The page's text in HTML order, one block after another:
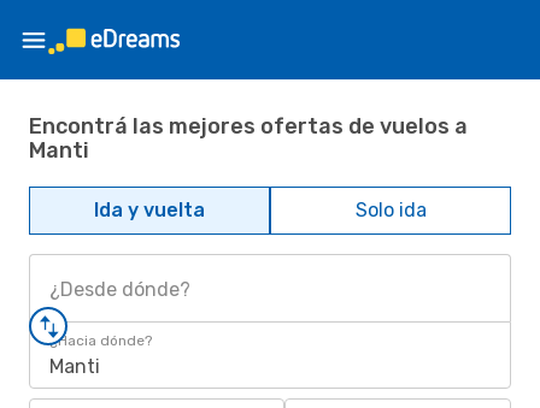
Encontrá las mejores ofertas de vuelos a
Manti
Ida y vuelta Solo ida
¿Desde dónde?
¿Hacia dónde?
Manti